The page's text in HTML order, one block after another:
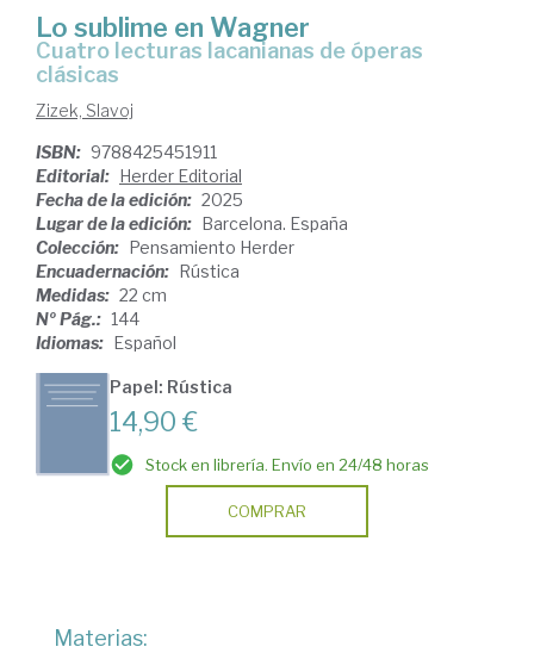
Lo sublime en Wagner
Cuatro lecturas lacanianas de óperas
clásicas
Zizek, Slavoj
ISBN: 9788425451911
Editorial: Herder Editorial
Fecha de la edición: 2025
Lugar de la edición: Barcelona. España
Colección: Pensamiento Herder
Encuadernación: Rústica
Medidas: 22 cm
Nº Pág.: 144
Idiomas: Español
Papel: Rústica
14,90 €
Stock en librería. Envío en 24/48 horas
COMPRAR
Materias: